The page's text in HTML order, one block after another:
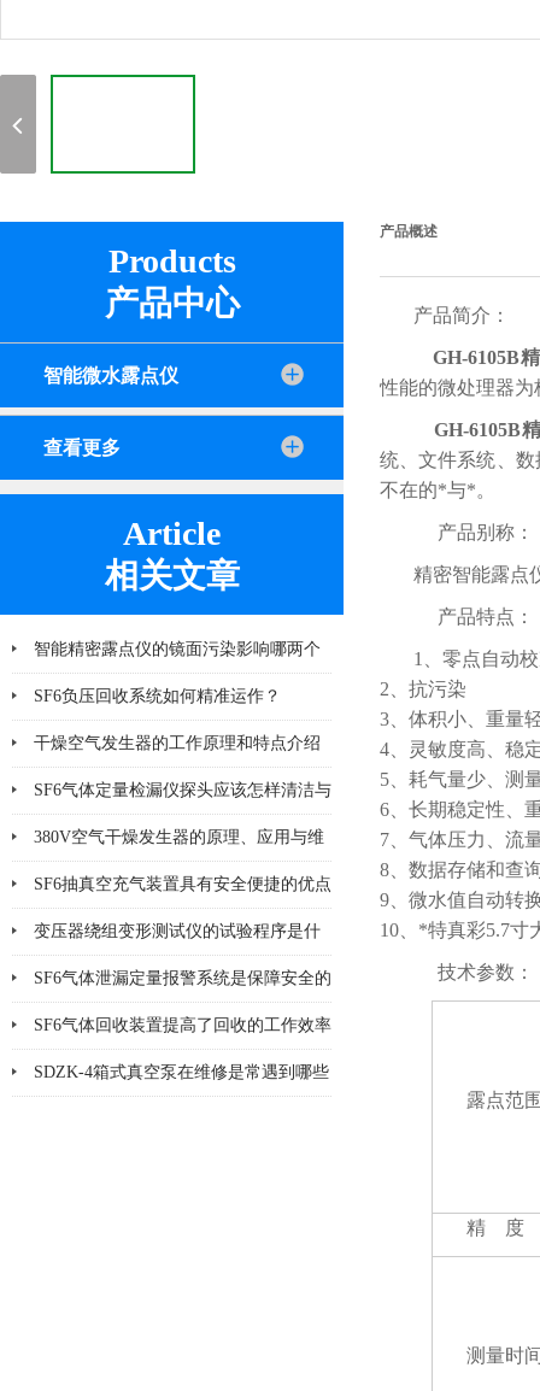
Products
产品中心
智能微水露点仪
查看更多
Article
相关文章
智能精密露点仪的镜面污染影响哪两个
方面
SF6负压回收系统如何精准运作？
干燥空气发生器的工作原理和特点介绍
SF6气体定量检漏仪探头应该怎样清洁与
更换
380V空气干燥发生器的原理、应用与维
护
SF6抽真空充气装置具有安全便捷的优点
&amp;#160;
变压器绕组变形测试仪的试验程序是什
么
SF6气体泄漏定量报警系统是保障安全的
技术
SF6气体回收装置提高了回收的工作效率
SDZK-4箱式真空泵在维修是常遇到哪些
产品概述
产品简介：
GH-6105B
性能的微处理器
GH-6105B
统、文件系统、
不在的*与*。
产品别称：
精密智能露点
产品特点：
1、零点自
2、抗污
3、体积小、
4、灵敏度高、
5、耗气量少、测
6、长期稳定性、
7、气体压力、流
8、数据存储和查
9、微水值自动转
10、*特真彩5.7寸
技术参数：
露点范
精 度
测量时